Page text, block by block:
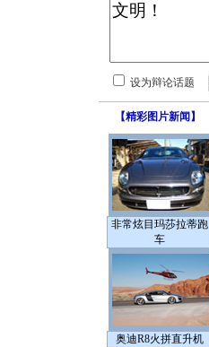
设为辩论话题
【精彩图片新闻 】
非常炫目玛莎拉蒂跑
车
奥迪R8火拼直升机